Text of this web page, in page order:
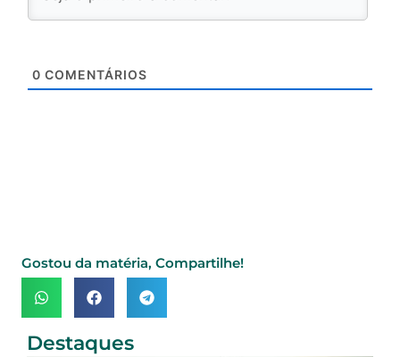
0 COMENTÁRIOS
Gostou da matéria, Compartilhe!
Destaques